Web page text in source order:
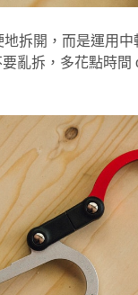
拆開，而是運用
亂拆，多花點時間